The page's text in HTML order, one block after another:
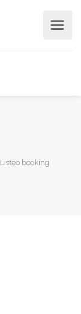
Listeo booking